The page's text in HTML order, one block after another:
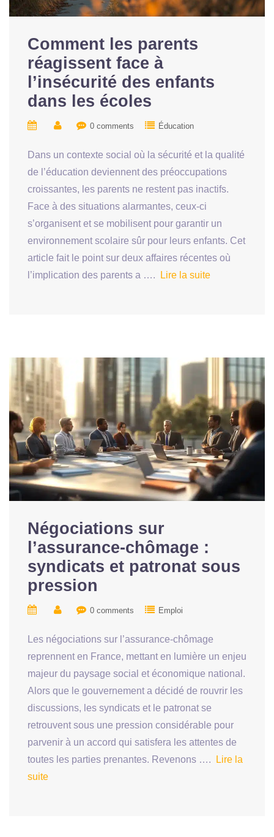
Comment les parents
réagissent face à
l’insécurité des enfants
dans les écoles
0 comments Éducation
Dans un contexte social où la sécurité et la qualité
de l’éducation deviennent des préoccupations
croissantes, les parents ne restent pas inactifs.
Face à des situations alarmantes, ceux-ci
s’organisent et se mobilisent pour garantir un
environnement scolaire sûr pour leurs enfants. Cet
article fait le point sur deux affaires récentes où
l’implication des parents a ….
Lire la suite
Négociations sur
l’assurance-chômage :
syndicats et patronat sous
pression
0 comments Emploi
Les négociations sur l’assurance-chômage
reprennent en France, mettant en lumière un enjeu
majeur du paysage social et économique national.
Alors que le gouvernement a décidé de rouvrir les
discussions, les syndicats et le patronat se
retrouvent sous une pression considérable pour
parvenir à un accord qui satisfera les attentes de
toutes les parties prenantes. Revenons ….
Lire la
suite